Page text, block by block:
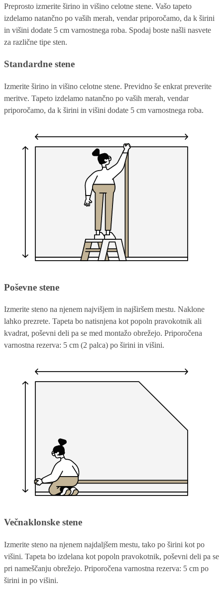
Preprosto izmerite širino in višino celotne stene. Vašo tapeto
izdelamo natančno po vaših merah, vendar priporočamo, da k širini
in višini dodate 5 cm varnostnega roba. Spodaj boste našli nasvete
za različne tipe sten.
Standardne stene
Izmerite širino in višino celotne stene. Previdno še enkrat preverite
meritve. Tapeto izdelamo natančno po vaših merah, vendar
priporočamo, da k širini in višini dodate 5 cm varnostnega roba.
Poševne stene
Izmerite steno na njenem najvišjem in najširšem mestu. Naklone
lahko prezrete. Tapeta bo natisnjena kot popoln pravokotnik ali
kvadrat, poševni deli pa se med montažo obrežejo. Priporočena
varnostna rezerva: 5 cm (2 palca) po širini in višini.
Večnaklonske stene
Izmerite steno na njenem najdaljšem mestu, tako po širini kot po
višini. Tapeta bo izdelana kot popoln pravokotnik, poševni deli pa se
pri nameščanju obrežejo. Priporočena varnostna rezerva: 5 cm po
širini in po višini.